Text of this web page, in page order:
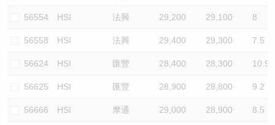
56554 HSI 法興 29,200 29,100 8
56558 HSI 法興 29,400 29,300 7.5
56624 HSI 匯豐 28,400 28,300 10.9
56625 HSI 匯豐 28,900 28,800 9.2
56666 HSI 摩通 29,000 28,900 8.5